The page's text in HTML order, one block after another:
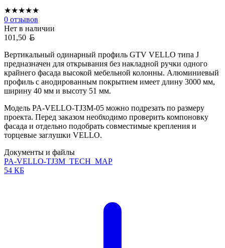
★★★★★
0 отзывов
Нет в наличии
101,50
Вертикальный одинарный профиль GTV VELLO типа J
предназначен для открывания без накладной ручки одного
крайнего фасада высокой мебельной колонны. Алюминиевый
профиль с анодированным покрытием имеет длину 3000 мм,
ширину 40 мм и высоту 51 мм.
Модель PA-VELLO-TJ3M-05 можно подрезать по размеру
проекта. Перед заказом необходимо проверить компоновку
фасада и отдельно подобрать совместимые крепления и
торцевые заглушки VELLO.
Документы и файлы
PA-VELLO-TJ3M_TECH_MAP
54 КБ